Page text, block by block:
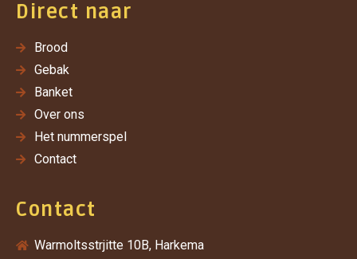
Direct naar
Brood
Gebak
Banket
Over ons
Het nummerspel
Contact
Contact
Warmoltsstrjitte 10B, Harkema